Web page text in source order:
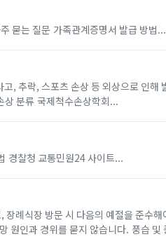
가족관계증명서 인터넷 발급 방법 가족관계증명서 발급 방법 발급 팁 자주 묻는 질문 가족관계증명서 발급 방법...
수 있으며, 손상의 정도에 따라 A부터 E까지 5단계로 분류됩니다. 척수손상 분류 국제척수손상학회...
차량범칙금 조회 조회 방법 조회 팁 자주 묻는 질문 차량범칙금 조회 방법 경찰청 교통민원24 사이트...